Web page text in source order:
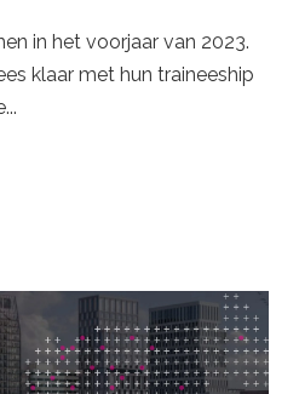
in het voorjaar van 2023.
klaar met hun traineeship